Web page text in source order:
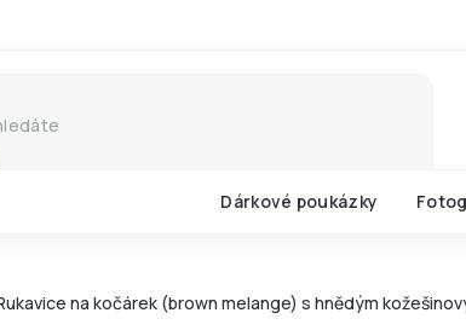
Dárkové poukázky
na kočárek (brown melange) s hnědým